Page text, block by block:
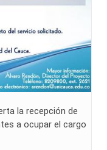
la recepción de
a ocupar el cargo